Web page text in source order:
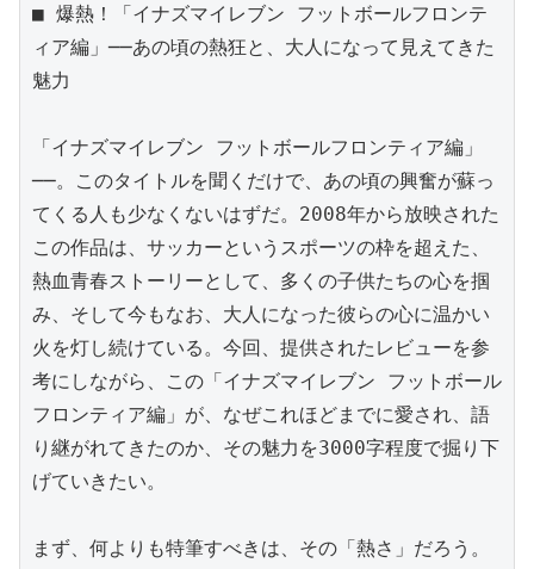
■ 爆熱！「イナズマイレブン フットボールフロンテ
ィア編」──あの頃の熱狂と、大人になって見えてきた
魅力
「イナズマイレブン フットボールフロンティア編」
──。このタイトルを聞くだけで、あの頃の興奮が蘇っ
てくる人も少なくないはずだ。2008年から放映された
この作品は、サッカーというスポーツの枠を超えた、
熱血青春ストーリーとして、多くの子供たちの心を掴
み、そして今もなお、大人になった彼らの心に温かい
火を灯し続けている。今回、提供されたレビューを参
考にしながら、この「イナズマイレブン フットボール
フロンティア編」が、なぜこれほどまでに愛され、語
り継がれてきたのか、その魅力を3000字程度で掘り下
げていきたい。
まず、何よりも特筆すべきは、その「熱さ」だろう。